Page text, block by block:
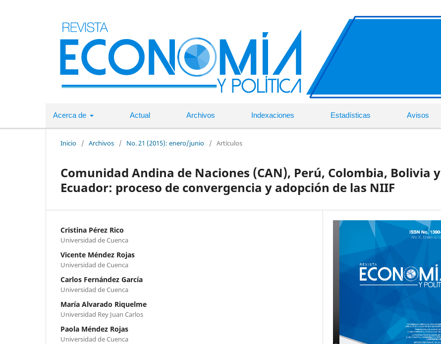
Acerca de Actual Archivos Indexaciones Estadísticas Avisos
Inicio / Archivos / No. 21 (2015): enero/junio / Artículos
Comunidad Andina de Naciones (CAN), Perú, Colombia, Bolivia y
Ecuador: proceso de convergencia y adopción de las NIIF
Cristina Pérez Rico
Universidad de Cuenca
Vicente Méndez Rojas
Universidad de Cuenca
Carlos Fernández García
Universidad de Cuenca
María Alvarado Riquelme
Universidad Rey Juan Carlos
Paola Méndez Rojas
Universidad de Cuenca